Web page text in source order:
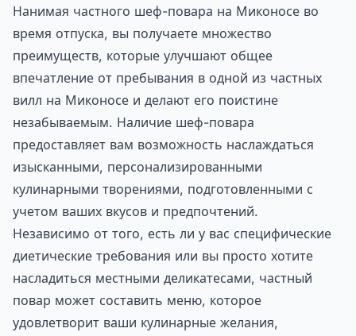
Нанимая частного шеф-повара на Миконосе во
время отпуска, вы получаете множество
преимуществ, которые улучшают общее
впечатление от пребывания в одной из частных
вилл на Миконосе и делают его поистине
незабываемым. Наличие шеф-повара
предоставляет вам возможность наслаждаться
изысканными, персонализированными
кулинарными творениями, подготовленными с
учетом ваших вкусов и предпочтений.
Независимо от того, есть ли у вас специфические
диетические требования или вы просто хотите
насладиться местными деликатесами, частный
повар может составить меню, которое
удовлетворит ваши кулинарные желания,